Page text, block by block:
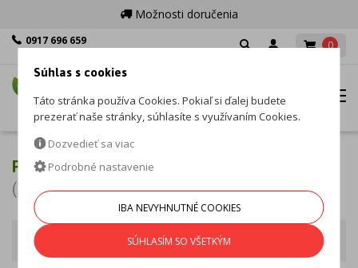
Možnosti doručenia
0917 696 659
Po - Pia: 8:00 - 16:00
0
PRÍSLUŠENSTVO K TLAKOMEROM
(10 produktov)
Zoradiť podľa
Súhlas s cookies
Táto stránka používa Cookies. Pokiaľ si ďalej budete
prezerať naše stránky, súhlasíte s využívaním Cookies.
Dozvedieť sa viac
Podrobné nastavenie
IBA NEVYHNUTNÉ COOKIES
SÚHLASÍM SO VŠETKÝM